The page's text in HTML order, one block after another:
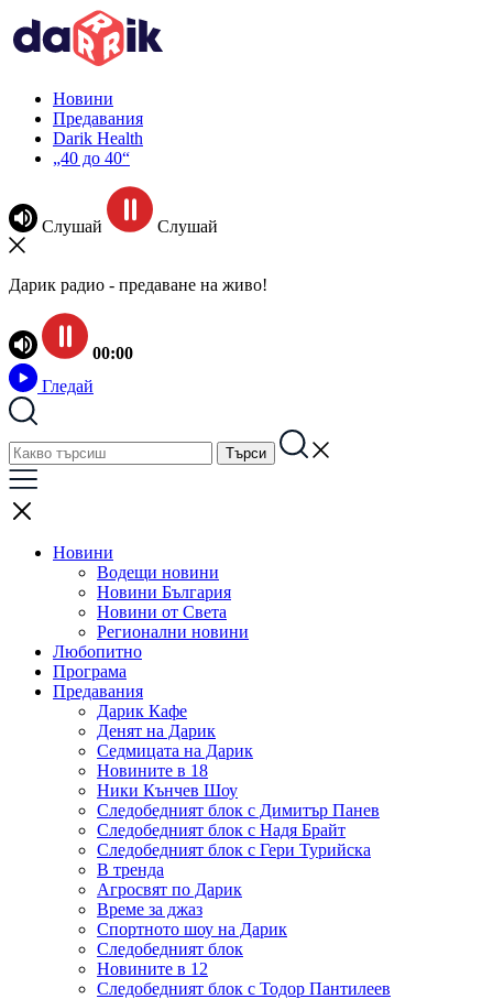
Новини
Предавания
Darik Health
„40 до 40“
Слушай Слушай
Дарик радио - предаване на живо!
00:00
Гледай
Новини
Водещи новини
Новини България
Новини от Света
Регионални новини
Любопитно
Програма
Предавания
Дарик Кафе
Денят на Дарик
Седмицата на Дарик
Новините в 18
Ники Кънчев Шоу
Следобедният блок с Димитър Панев
Следобедният блок с Надя Брайт
Следобедният блок с Гери Турийска
В тренда
Агросвят по Дарик
Време за джаз
Спортното шоу на Дарик
Следобедният блок
Новините в 12
Следобедният блок с Тодор Пантилеев